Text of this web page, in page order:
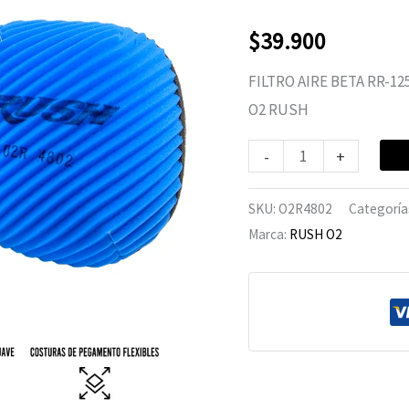
$39.900
FILTRO AIRE BETA RR-
O2 RUSH
-
(ENDURO)
cantidad
+
SKU: O2R4802
Marca: RUSH O2